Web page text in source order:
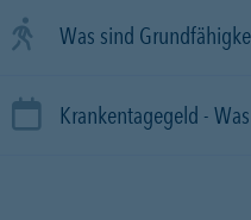
Was sind